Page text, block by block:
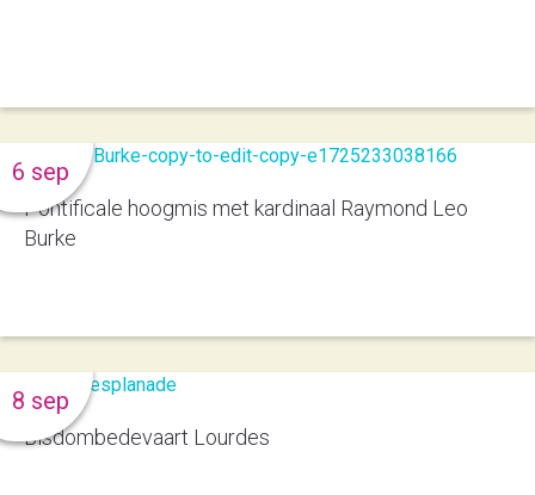
Pontificale hoogmis met kardinaal Raymond Leo
Burke
6 sep
Bisdombedevaart Lourdes
8 sep